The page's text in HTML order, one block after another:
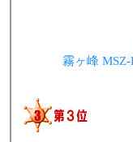
霧ヶ峰